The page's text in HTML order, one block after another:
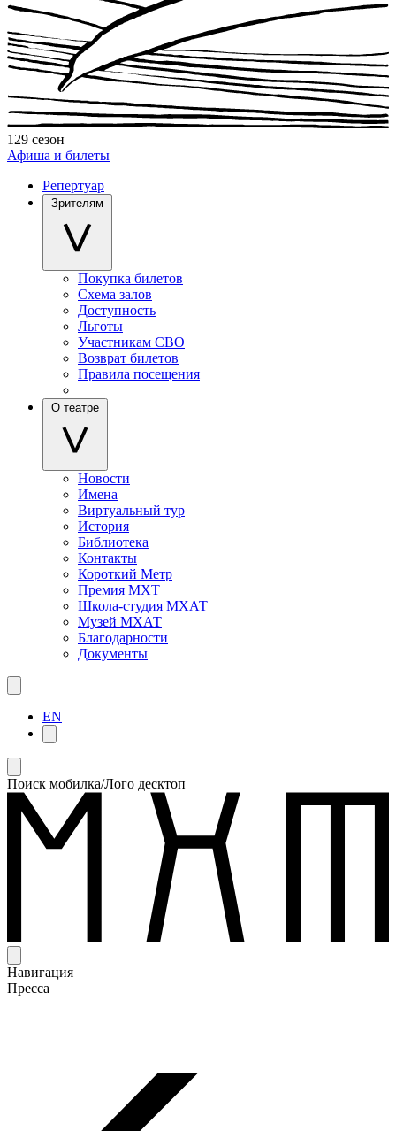
129 сезон
Афиша и билеты
Репертуар
Зрителям
Покупка билетов
Схема залов
Доступность
Льготы
Участникам СВО
Возврат билетов
Правила посещения
О театре
Новости
Имена
Виртуальный тур
История
Библиотека
Контакты
Короткий Метр
Премия МХТ
Школа-студия МХАТ
Музей МХАТ
Благодарности
Документы
EN
Поиск мобилка/Лого десктоп
Навигация
Пресса